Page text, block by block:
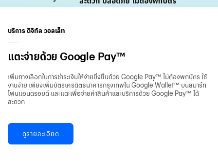
บริการ ดิจิทัล วอลเล็ท
แตะจ่ายด้วย Google Pay™
เพิ่มทางเลือกในการชำระเงินให้ง่ายยิ่งขึ้นด้วย Google Pay™ ไม่ต้องพกบัตร ใช้
งานง่าย เพียงเพิ่มบัตรเครดิตธนาคารกรุงเทพใน Google Wallet™ บนสมาร์ท
โฟนแอนดรอยด์ และแตะเพื่อจ่ายค่าสินค้าและบริการด้วย Google Pay™ ได้
สะดวก
ดูรายละเอียด